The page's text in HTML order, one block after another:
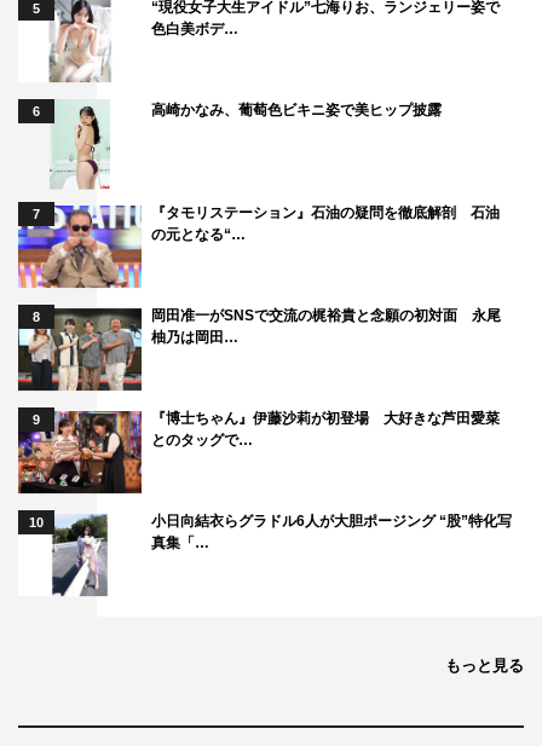
5
“現役女子大生アイドル”七海りお、ランジェリー姿で
色白美ボデ…
6 高崎かなみ、葡萄色ビキニ姿で美ヒップ披露
7
『タモリステーション』石油の疑問を徹底解剖 石油
の元となる“…
8
岡田准一がSNSで交流の梶裕貴と念願の初対面 永尾
柚乃は岡田…
9
『博士ちゃん』伊藤沙莉が初登場 大好きな芦田愛菜
とのタッグで…
10
小日向結衣らグラドル6人が大胆ポージング “股”特化写
真集「…
もっと見る